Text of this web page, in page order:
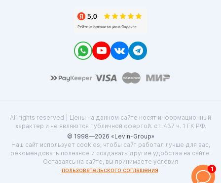
All rights reserved | Цены на данном сайте носят информационный
характер и не являются публичной офертой. ст. 437 ч. 1 ГК РФ.
© 1998—2026 «Levin-Group»
Наш сайт использует cookies, чтобы сайт работал лучше для вас,
рекомендовать полезное и создавать другие удобства на сайте.
Оставаясь на сайте, вы принимаете условия
пользовательского соглашения. 1